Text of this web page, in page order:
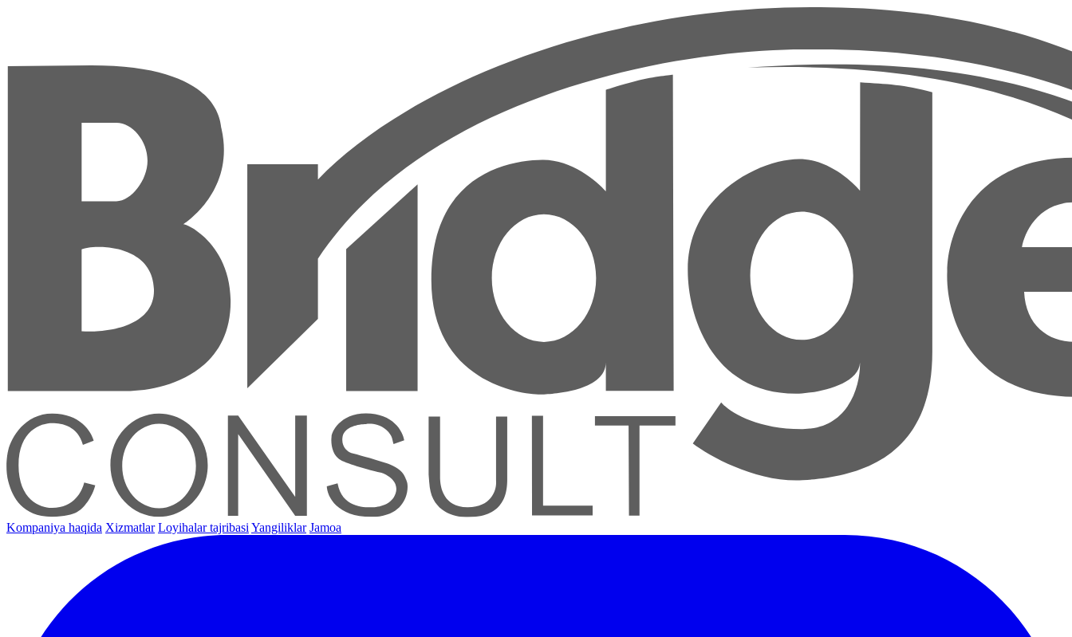
Kompaniya haqida Xizmatlar Loyihalar tajribasi Yangiliklar Jamoa